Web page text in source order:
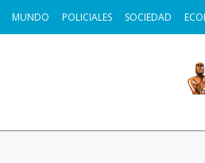
MUNDO POLICIALES SOCIEDAD